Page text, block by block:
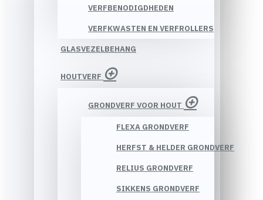
VERFBENODIGDHEDEN
VERFKWASTEN EN VERFROLLERS
GLASVEZELBEHANG
HOUTVERF
GRONDVERF VOOR HOUT
FLEXA GRONDVERF
HERFST & HELDER GRONDVERF
RELIUS GRONDVERF
SIKKENS GRONDVERF